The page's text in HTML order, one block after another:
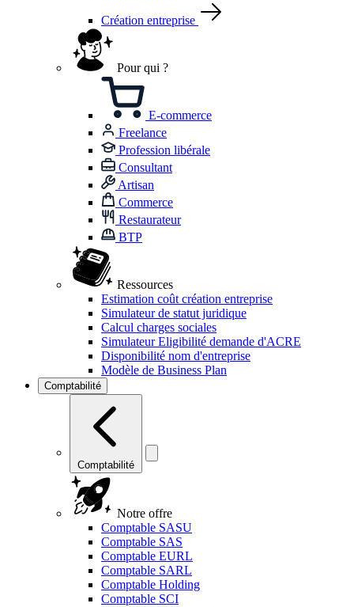
Création entreprise
Pour qui ?
E-commerce
Freelance
Profession libérale
Consultant
Artisan
Commerce
Restaurateur
BTP
Ressources
Estimation coût création entreprise
Simulateur de statut juridique
Calcul charges sociales
Simulateur Eligibilité demande d'ACRE
Disponibilité nom d'entreprise
Modèle de Business Plan
Comptabilité
Comptabilité
Notre offre
Comptable SASU
Comptable SAS
Comptable EURL
Comptable SARL
Comptable Holding
Comptable SCI